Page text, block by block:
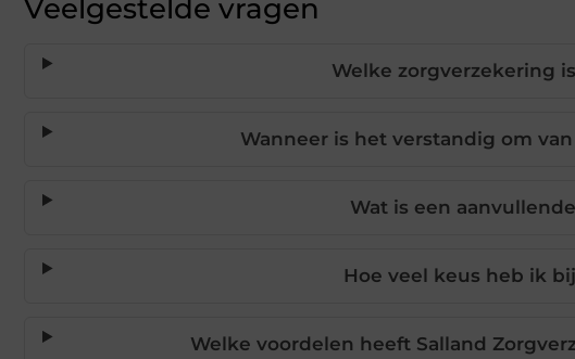
Veelgestelde vragen
Welke zorgverzekering
Wanneer is het verstandig om
Wat is een
Hoe veel keus heb ik
Welke voordelen heeft Salland